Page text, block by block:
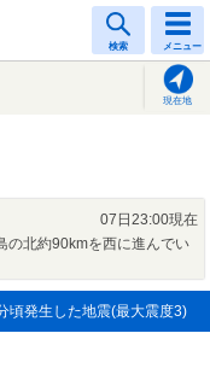
検索 メニュー
現在地
07日23:00現在
の北約90kmを西に進んでい
頃発生した地震(最大震度3)